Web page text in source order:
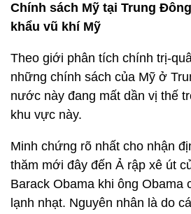
Chính sách Mỹ tại Trung
khẩu vũ khí Mỹ
Theo giới phân tích chính trị-
những chính sách của Mỹ ở
nước này đang mất dần vị thế
khu vực này.
Minh chứng rõ nhất cho nhận
thăm mới đây đến Ả rập xê út
Barack Obama khi ông Obama
lạnh nhạt. Nguyên nhân là do